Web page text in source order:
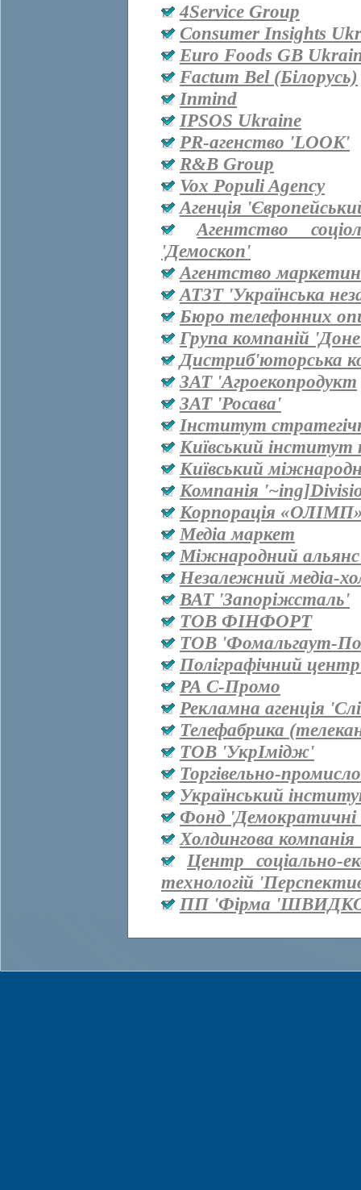
4Service Group
Consumer Insights
Euro Foods GB
Factum Bel (Білорусь)
Inmind
IPSOS Ukraine
PR-агенство 'LOOK'
R&B Group
Vox Populi Agency
Агенція
Агентство
'Демоскоп'
Агентство
АТЗТ 'Українська
Бюро телефонних
Група компаній
Дистриб'юторська
ЗАТ 'Агроекопродукт
ЗАТ 'Росава'
Інститут
Київський інститут
Київський
Компанія
Корпорація
Медіа маркет
Міжнародний
Незалежний медіа-
ВАТ 'Запоріжсталь'
ТОВ ФІНФОРТ
ТОВ 'Фомальгаут-
Поліграфічний
РА С-Промо
Рекламна агенція
Телефабрика
ТОВ 'УкрІмідж'
Торгівельно-
Український
Фонд 'Демократичні
Холдингова
Центр соціально-
технологій
ПП 'Фірма